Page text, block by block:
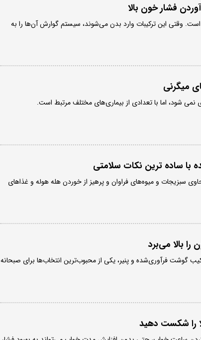
فشار خون بالا
وقتی این ترکیبات وارد بدن می‌شوند، سیستم گوارش آن‌ها را به
نمی شود، اما با تعدادی از بیماری‌های مختلف مرتبط است.
با ساده ترین نکات سلامتی
سبزیجات و میوه‌های فراوان و پرهیز از خوردن هله هوله و غذاهای
بالا می‌برد
گوشت فرآوری‌شده و پنیر، یکی از محبوب‌ترین انتخاب‌ها برای صبحانه
را شکست دهید